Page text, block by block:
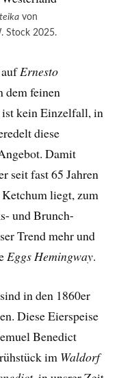
von
Stock 2025.
aufErnesto
dem feinen
ist kein Einzelfall, in
diese
Damit
seit fast 65 Jahren
liegt, zum
und Brunch-
Trend mehr und
Eggs Hemingway.
in den 1860er
Diese Eierspeise
Benedict
im Waldorf